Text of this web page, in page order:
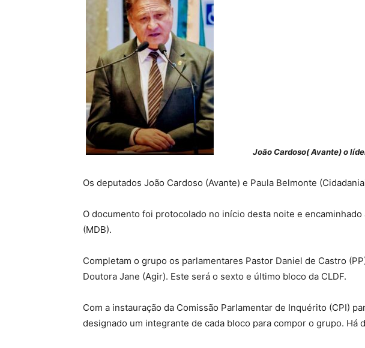
João Cardoso( Avante) o
Os deputados João Cardoso (Avante) e Paula Belmonte
O documento foi protocolado no início desta noite e
(MDB).
Completam o grupo os parlamentares Pastor Daniel de Castro
Doutora Jane (Agir). Este será o sexto e último bloco da CLDF.
Com a instauração da Comissão Parlamentar de Inquérito (CPI)
designado um integrante de cada bloco para compor o grupo.